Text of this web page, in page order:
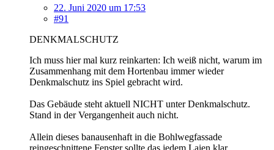
22. Juni 2020 um 17:53
#91
DENKMALSCHUTZ
Ich muss hier mal kurz reinkarten: Ich weiß nicht, warum im
Zusammenhang mit dem Hortenbau immer wieder
Denkmalschutz ins Spiel gebracht wird.
Das Gebäude steht aktuell NICHT unter Denkmalschutz.
Stand in der Vergangenheit auch nicht.
Allein dieses banausenhaft in die Bohlwegfassade
reingeschnittene Fenster sollte das jedem Laien klar